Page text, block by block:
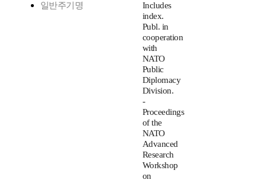
일반주기명
Includes
index.
Publ. in
cooperation
with
NATO
Public
Diplomacy
Division.
-
Proceedings
of the
NATO
Advanced
Research
Workshop
on